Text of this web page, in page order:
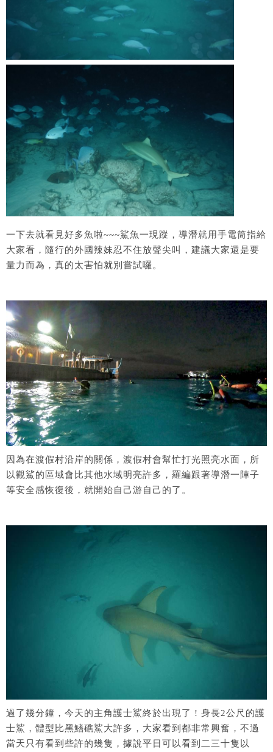
一下去就看見好多魚啦~~~鯊魚一現蹤，導潛就用手電筒指給
大家看，隨行的外國辣妹忍不住放聲尖叫，建議大家還是要
量力而為，真的太害怕就別嘗試囉。
因為在渡假村沿岸的關係，渡假村會幫忙打光照亮水面，所
以觀鯊的區域會比其他水域明亮許多，羅編跟著導潛一陣子
等安全感恢復後，就開始自己游自己的了。
過了幾分鐘，今天的主角護士鯊終於出現了 ! 身長2公尺的護
士鯊，體型比黑鰭礁鯊大許多，大家看到都非常興奮，不過
當天只有看到些許的幾隻，據說平日可以看到二三十隻以